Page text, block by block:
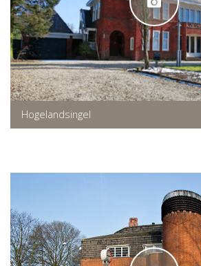
Hogelandsingel